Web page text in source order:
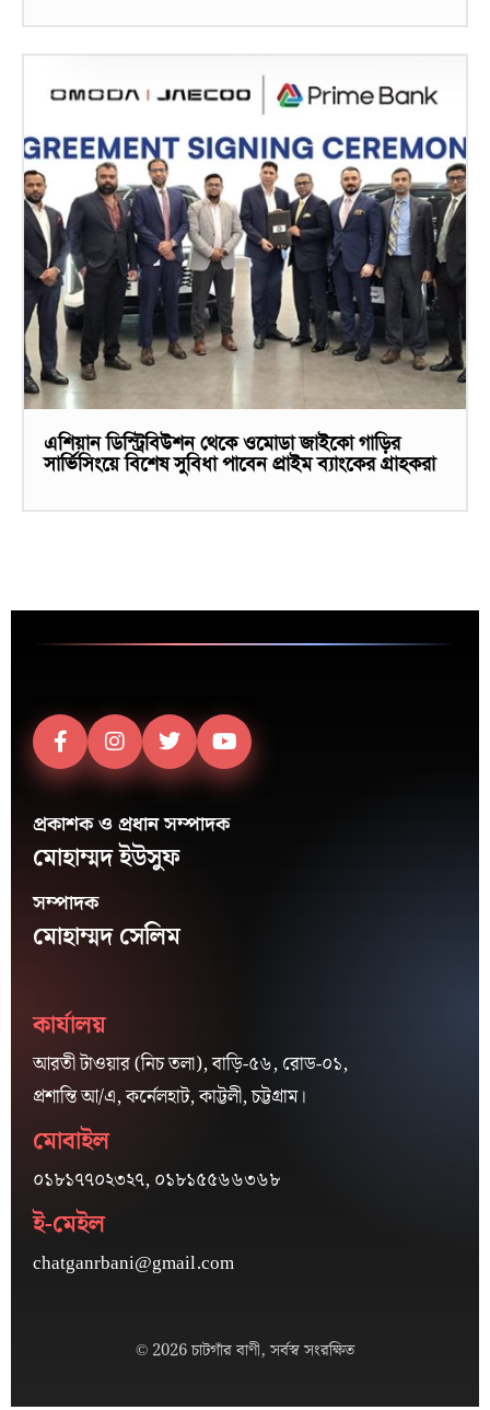
এশিয়ান ডিস্ট্রিবিউশন থেকে ওমোডা জাইকো গাড়ির
সার্ভিসিংয়ে বিশেষ সুবিধা পাবেন প্রাইম ব্যাংকের গ্রাহকরা
প্রকাশক ও প্রধান সম্পাদক
মোহাম্মদ ইউসুফ
সম্পাদক
মোহাম্মদ সেলিম
কার্যালয়
আরতী টাওয়ার (নিচ তলা), বাড়ি-৫৬, রোড-০১,
প্রশান্তি আ/এ, কর্নেলহাট, কাট্টলী, চট্টগ্রাম।
মোবাইল
০১৮১৭৭০২৩২৭, ০১৮১৫৫৬৬৩৬৮
ই-মেইল
chatganrbani@gmail.com
© 2026 চাটগাঁর বাণী, সর্বস্ব সংরক্ষিত